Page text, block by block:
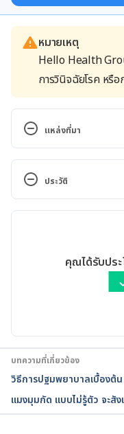
หมายเหตุ
Hello Health
การวินิจฉัยโรค หรือ
แหล่งที่มา
How to Treat Cat
https://
bites-and-
and-dog-bites/.
What You Should
Dog, cat and bat
https://
bites. Accessed
ประวัติ
เขียนโดย สิฏฐิณิศา รั
ตรวจสอบความถูก
คุณได้รับปร
บทความที่เกี่ยวข้อง
วิธีการปฐมพยาบาลเบื้องต้
แมงมุมกัด แบบไม่รู้ตัว จะสั